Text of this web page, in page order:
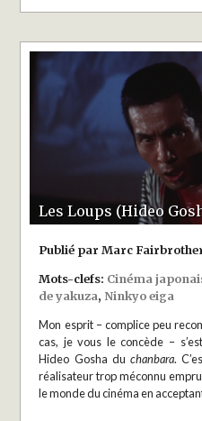
Les Loups (Hideo
Publié par Marc
Mots-clefs: Cinéma
de yakuza, Ninkyo eiga
Mon esprit – complice peu
cas, je vous le concède –
Hideo Gosha du chanbara.
réalisateur trop méconnu
le monde du cinéma en